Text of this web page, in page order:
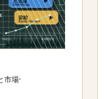
市場·